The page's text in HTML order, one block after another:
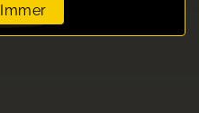
Immer